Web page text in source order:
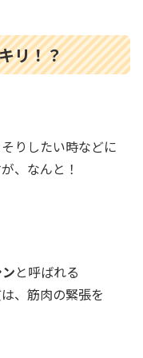
リ！？
りしたい時などに
、なんと！
と呼ばれる
、筋肉の緊張を